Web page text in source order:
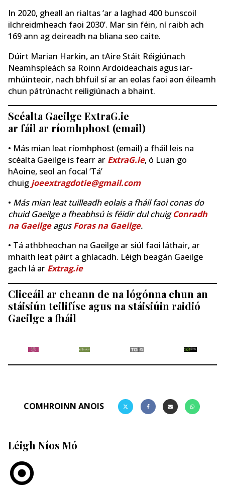
In 2020, gheall an rialtas ‘ar a laghad 400 bunscoil
ilchreidmheach faoi 2030’. Mar sin féin, ní raibh ach
169 ann ag deireadh na bliana seo caite.
Dúirt Marian Harkin, an tAire Stáit Réigiúnach
Neamhspleách sa Roinn Ardoideachais agus iar-
mhúinteoir, nach bhfuil sí ar an eolas faoi aon éileamh
chun pátrúnacht reiligiúnach a bhaint.
Scéalta Gaeilge ExtraG.ie
ar fáil ar ríomhphost (email)
• Más mian leat ríomhphost (email) a fháil leis na
scéalta Gaeilge is fearr ar ExtraG.ie, ó Luan go
hAoine, seol an focal ‘Tá’
chuig joeextragdotie@gmail.com
• Más mian leat tuilleadh eolais a fháil faoi conas do
chuid Gaeilge a fheabhsú is féidir dul chuigConradh
na GaeilgeagusForas na Gaeilge.
• Tá athbheochan na Gaeilge ar siúl faoi láthair, ar
mhaith leat páirt a ghlacadh. Léigh beagán Gaeilge
gach lá ar Extrag.ie
Cliceáil ar cheann de na lógónna chun an
stáisiún teilifíse agus na stáisiúin raidió
Gaeilge a fháil
COMHROINN ANOIS
Léigh Níos Mó